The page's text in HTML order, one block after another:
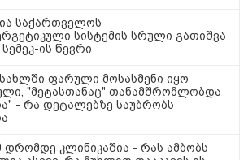
გზავნილს "ინოვაციები
FIFA-ს 2026 წლის
საქართველოს
სისტემის სრული გათიშვა
ის წევრი
სახლში ფარული მოსასმენი იყო
"მეტასთანაც" თანამშრომლობდა
- რა დეტალებზე საუბრობს
დრომდე კლინიკაშია - რას ამბობს